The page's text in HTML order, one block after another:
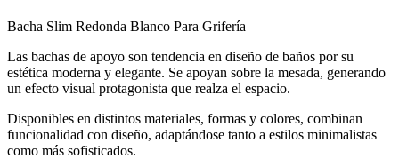
Bacha Slim Redonda Blanco Para Grifería
Las bachas de apoyo son tendencia en diseño de baños por su
estética moderna y elegante. Se apoyan sobre la mesada, generando
un efecto visual protagonista que realza el espacio.
Disponibles en distintos materiales, formas y colores, combinan
funcionalidad con diseño, adaptándose tanto a estilos minimalistas
como más sofisticados.